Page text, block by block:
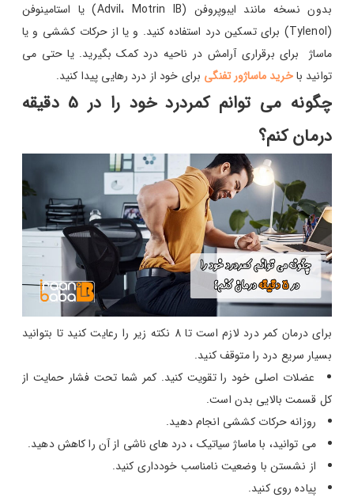
بدون نسخه مانند ایبوپروفن (Advil، Motrin IB) یا استامینوفن
(Tylenol) برای تسکین درد استفاده کنید. و یا از حرکات کششی و یا
ماساژ برای برقراری آرامش در ناحیه درد کمک بگیرید. یا حتی می
توانید باخرید ماساژور تفنگی برای خود از درد رهایی پیدا کنید.
چگونه می توانم کمردرد خود را در 5 دقیقه
درمان کنم؟
برای درمان کمر درد لازم است تا 8 نکته زیر را رعایت کنید تا بتوانید
بسیار سریع درد را متوقف کنید.
عضلات اصلی خود را تقویت کنید. کمر شما تحت فشار حمایت از
کل قسمت بالایی بدن است.
روزانه حرکات کششی انجام دهید.
می توانید، با ماساژ سیاتیک ، درد های ناشی از آن را کاهش دهید.
از نشستن با وضعیت نامناسب خودداری کنید.
پیاده روی کنید.